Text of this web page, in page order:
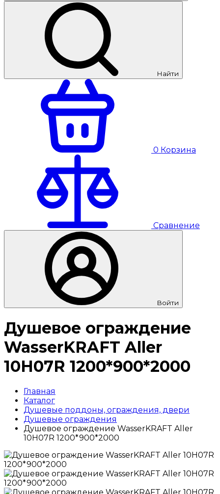
Найти
0 Корзина
Сравнение
Войти
Душевое ограждение
WasserKRAFT Aller
10H07R 1200*900*2000
Главная
Каталог
Душевые поддоны, ограждения, двери
Душевые ограждения
Душевое ограждение WasserKRAFT Aller
10H07R 1200*900*2000